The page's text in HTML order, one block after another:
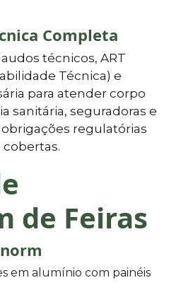
Completa
técnicos, ART
Técnica) e
para atender corpo
sanitária, seguradoras e
obrigações regulatórias
de Feiras
em alumínio com painéis